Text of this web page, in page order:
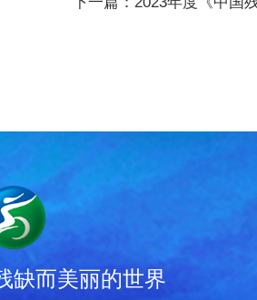
缺而美丽的世界